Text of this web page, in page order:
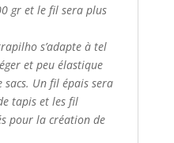
gr et le fil sera plus
s’adapte à tel
et peu élastique
Un fil épais sera
tapis et les fil
pour la création de